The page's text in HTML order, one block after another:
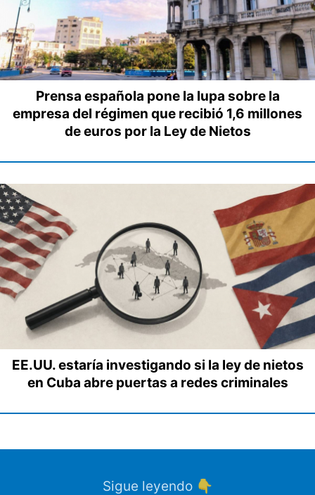
Prensa española pone la lupa sobre la
empresa del régimen que recibió 1,6 millones
de euros por la Ley de Nietos
EE.UU. estaría investigando si la ley de nietos
en Cuba abre puertas a redes criminales
Sigue leyendo 👇